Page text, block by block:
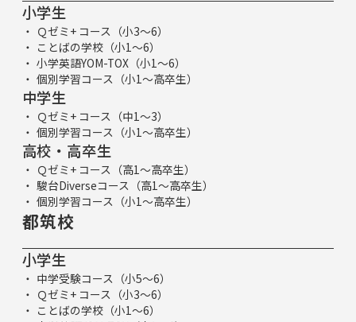
小学生
Ｑゼミ+ コース（小3～6）
ことばの学校（小1～6）
小学英語YOM-TOX（小1～6）
個別学習コース（小1～高卒生）
中学生
Ｑゼミ+ コース（中1～3）
個別学習コース（小1～高卒生）
高校・高卒生
Ｑゼミ+ コース（高1～高卒生）
駿台Diverseコース（高1～高卒生）
個別学習コース（小1～高卒生）
都筑校
小学生
中学受験コース（小5～6）
Ｑゼミ+ コース（小3～6）
ことばの学校（小1～6）